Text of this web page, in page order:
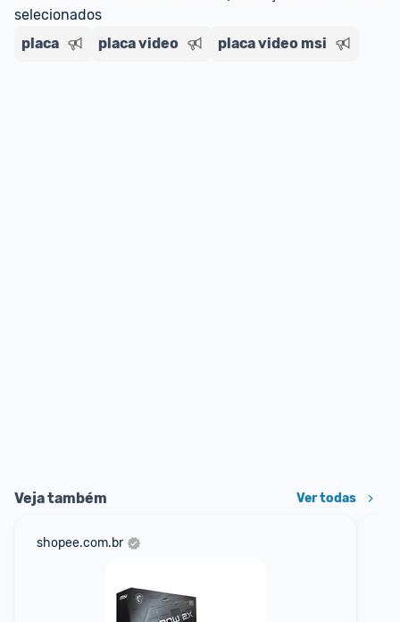
selecionados
placa
placa video placa video msi
Veja também Ver todas
shopee.com.br